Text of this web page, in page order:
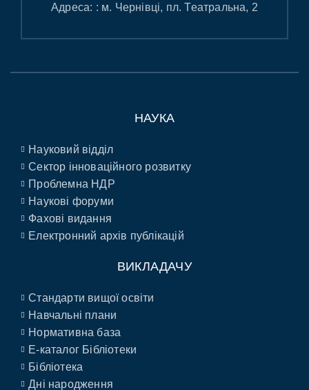
Адреса: : м. Чернівці, пл. Театральна, 2
НАУКА
Науковий відділ
Сектор інноваційного розвитку
Проблемна НДР
Наукові форуми
Фахові видання
Електронний архів публікацій
ВИКЛАДАЧУ
Стандарти вищої освіти
Навчальні плани
Нормативна база
E-каталог Бібліотеки
Бібліотека
Дні народження